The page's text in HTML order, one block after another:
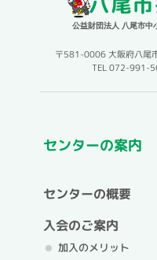
公益財団法人 八尾市中
〒581-0006 大阪府八尾
TEL 072-991-
センターの案内
センターの概要
入会のご案内
加入のメリット